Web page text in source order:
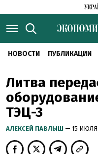
НОВОСТИ ПУБЛИКАЦИИ
Литва
ТЭЦ-3
АЛЕКСЕЙ ПАВЛЫШ — 15 ИЮЛЯ